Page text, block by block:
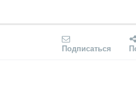
Подписаться